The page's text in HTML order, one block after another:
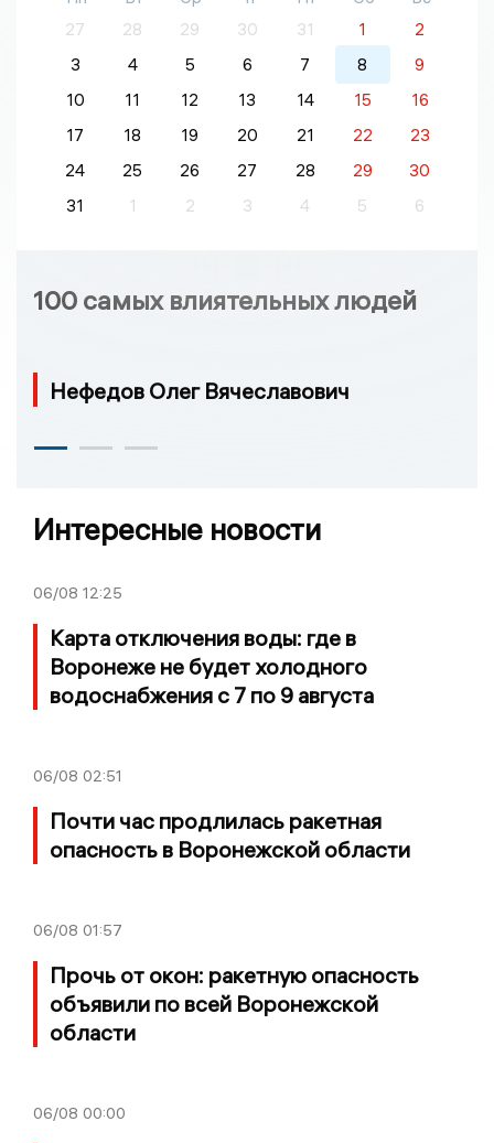
27
28 29 30 31 1
2
3
4 5 6 7 8
9
10
11 12 13 14 15
16
17
18 19 20 21 22
23
24
25 26 27 28 29
30
31
1 2 3 4 5 6
100 самых влиятельных людей
Нефедов Олег Вячеславович
Интересные новости
06/08 12:25
Карта отключения воды: где в
Воронеже не будет холодного
водоснабжения с 7 по 9 августа
06/08 02:51
Почти час продлилась ракетная
опасность в Воронежской области
06/08 01:57
Прочь от окон: ракетную опасность
объявили по всей Воронежской
области
06/08 00:00